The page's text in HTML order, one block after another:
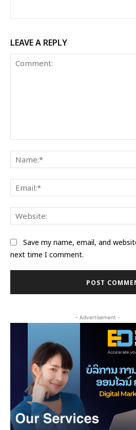
LEAVE A REPLY
Save my name, email, and
next time I comment.
- Advertisement -